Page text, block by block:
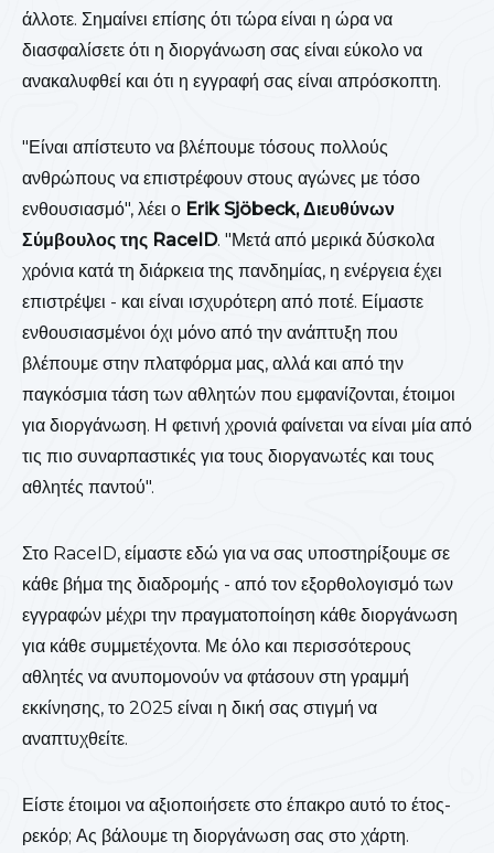
άλλοτε. Σημαίνει επίσης ότι τώρα είναι η ώρα να
διασφαλίσετε ότι η διοργάνωση σας είναι εύκολο να
ανακαλυφθεί και ότι η εγγραφή σας είναι απρόσκοπτη.
"Είναι απίστευτο να βλέπουμε τόσους πολλούς
ανθρώπους να επιστρέφουν στους αγώνες με τόσο
ενθουσιασμό", λέει ο Erik Sjöbeck, Διευθύνων
Σύμβουλος της RaceID. "Μετά από μερικά δύσκολα
χρόνια κατά τη διάρκεια της πανδημίας, η ενέργεια έχει
επιστρέψει - και είναι ισχυρότερη από ποτέ. Είμαστε
ενθουσιασμένοι όχι μόνο από την ανάπτυξη που
βλέπουμε στην πλατφόρμα μας, αλλά και από την
παγκόσμια τάση των αθλητών που εμφανίζονται, έτοιμοι
για διοργάνωση. Η φετινή χρονιά φαίνεται να είναι μία από
τις πιο συναρπαστικές για τους διοργανωτές και τους
αθλητές παντού".
Στο RaceID, είμαστε εδώ για να σας υποστηρίξουμε σε
κάθε βήμα της διαδρομής - από τον εξορθολογισμό των
εγγραφών μέχρι την πραγματοποίηση κάθε διοργάνωση
για κάθε συμμετέχοντα. Με όλο και περισσότερους
αθλητές να ανυπομονούν να φτάσουν στη γραμμή
εκκίνησης, το 2025 είναι η δική σας στιγμή να
αναπτυχθείτε.
Είστε έτοιμοι να αξιοποιήσετε στο έπακρο αυτό το έτος-
ρεκόρ; Ας βάλουμε τη διοργάνωση σας στο χάρτη.